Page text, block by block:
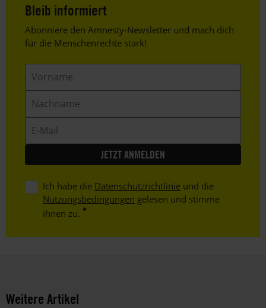
Bleib informiert
Header
Text
Abonniere den Amnesty-Newsletter und mach dich
für die Menschenrechte stark!
Mail
Ich habe die Datenschutzrichtlinie und die
Nutzungsbedingungen gelesen und stimme
ihnen zu.
Weitere Artikel